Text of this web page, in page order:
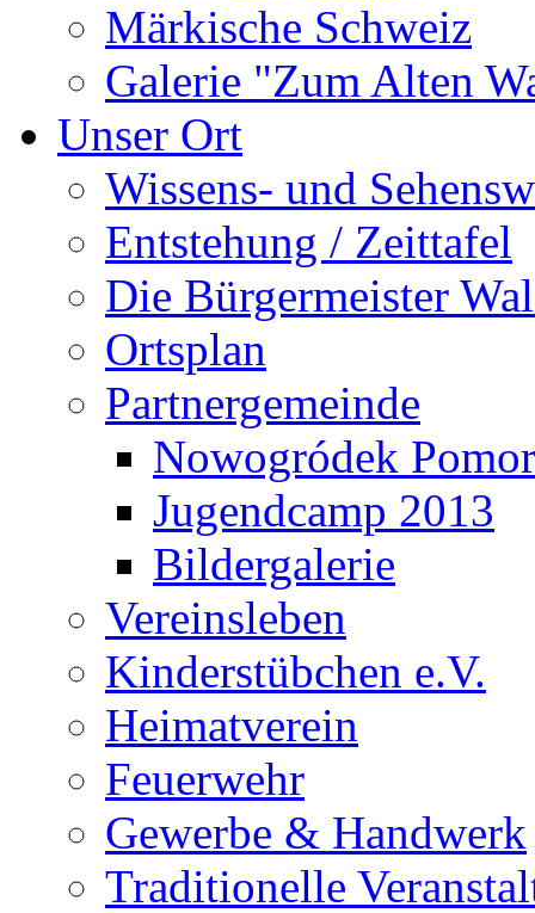
Märkische Schweiz
Galerie "Zum Alten
Unser Ort
Wissens- und
Entstehung / Zeittafel
Die Bürgermeister
Ortsplan
Partnergemeinde
Nowogródek
Jugendcamp 2013
Bildergalerie
Vereinsleben
Kinderstübchen e.V.
Heimatverein
Feuerwehr
Gewerbe & Handwerk
Traditionelle